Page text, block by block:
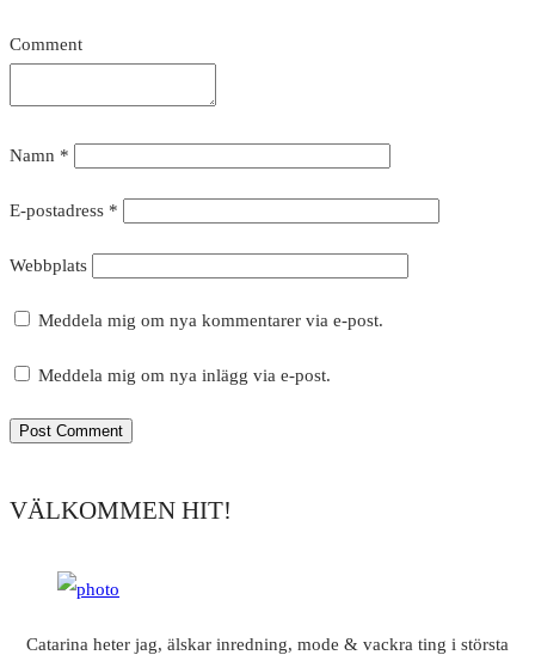
Comment
Namn *
E-postadress *
Webbplats
Meddela mig om nya kommentarer via e-post.
Meddela mig om nya inlägg via e-post.
VÄLKOMMEN HIT!
Catarina heter jag, älskar inredning, mode & vackra ting i största